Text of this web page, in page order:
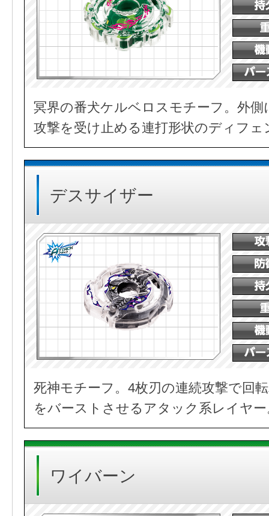
冥界の番犬ケルベロスモチーフ。外
攻撃を受け止める連打形状のディフ
デスサイザー
死神モチーフ。4枚刃の連続攻撃で回
をバーストさせるアタック系レイヤー
ワイバーン